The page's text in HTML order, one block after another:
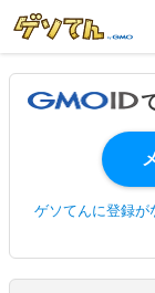
ゲソてんに登録が